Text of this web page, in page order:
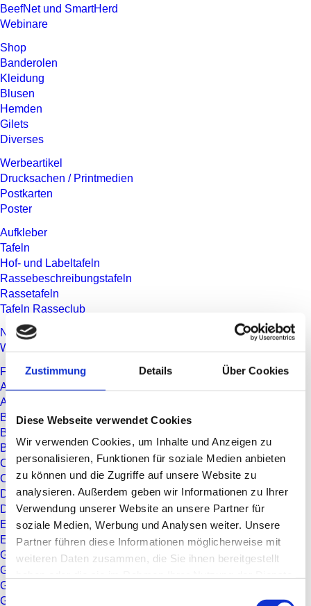
Zustimmung Details Über Cookies
Diese Webseite verwendet Cookies
Wir verwenden Cookies, um Inhalte und Anzeigen zu
personalisieren, Funktionen für soziale Medien anbieten
zu können und die Zugriffe auf unsere Website zu
analysieren. Außerdem geben wir Informationen zu Ihrer
Verwendung unserer Website an unsere Partner für
soziale Medien, Werbung und Analysen weiter. Unsere
Partner führen diese Informationen möglicherweise mit
weiteren Daten zusammen, die Sie ihnen bereitgestellt
Einwilligungsauswahl
BeefNet und SmartHerd
Webinare
Shop
Banderolen
Kleidung
Blusen
Hemden
Gilets
Diverses
Werbeartikel
Drucksachen / Printmedien
Postkarten
Poster
Aufkleber
Tafeln
Hof- und Labeltafeln
Rassebeschreibungstafeln
Rassetafeln
Tafeln Rasseclub
Nachhaltigkeit
Weidefleisch und Klima
Fleisch­rinder­rassen
Angus
Aubrac
Bazadaise
Blonde d'Aquitaine
Braunvieh
Charolais
Chianina
Dahomey
Dexter
Eringer
Evolèner
Galloway
Gasconne
Gelbvieh
Grauvieh